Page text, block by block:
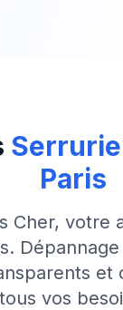
Paris
Cher, votre
et
tous vos